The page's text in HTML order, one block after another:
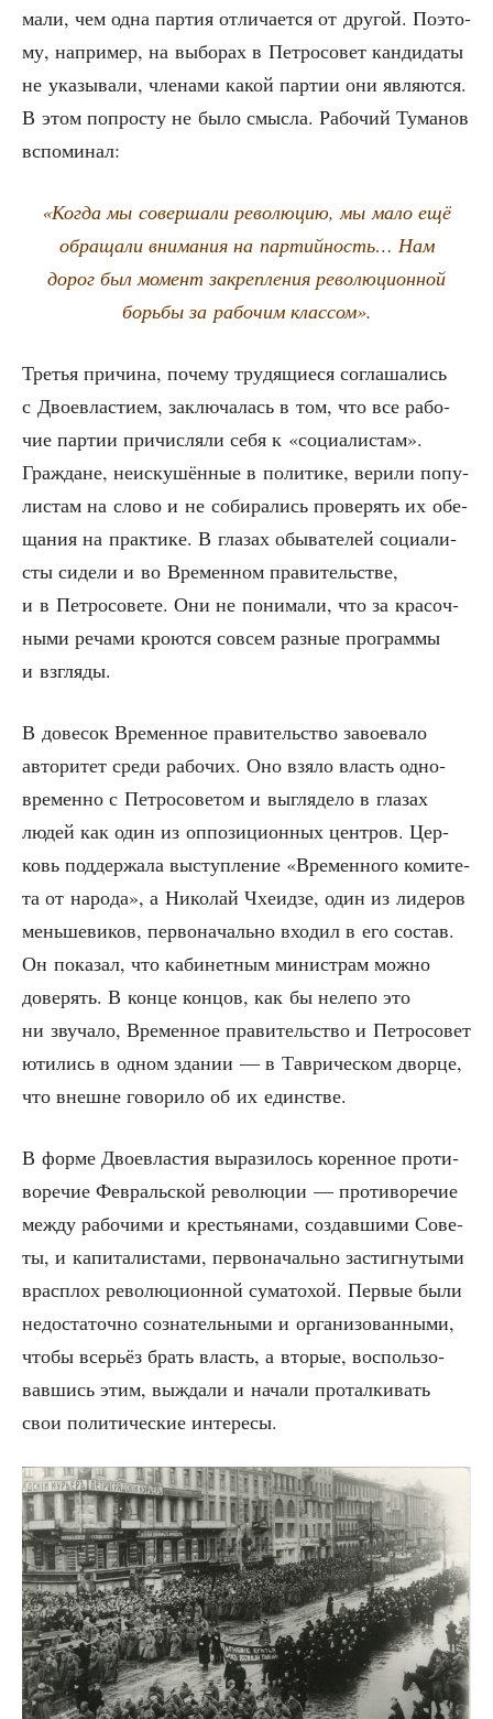
ма­ли, чем одна пар­тия отли­ча­ет­ся от дру­гой. Поэто­
му, напри­мер, на выбо­рах в Пет­ро­со­вет кан­ди­да­ты
не ука­зы­ва­ли, чле­на­ми какой пар­тии они явля­ют­ся.
В этом попро­сту не было смыс­ла. Рабо­чий Тума­нов
вспоминал:
«Когда мы совер­ша­ли рево­лю­цию, мы мало ещё
обра­ща­ли вни­ма­ния на пар­тий­ность… Нам
дорог был момент закреп­ле­ния рево­лю­ци­он­ной
борь­бы за рабо­чим классом».
Тре­тья при­чи­на, поче­му тру­дя­щи­е­ся согла­ша­лись
с Двое­вла­сти­ем, заклю­ча­лась в том, что все рабо­
чие пар­тии при­чис­ля­ли себя к «соци­а­ли­стам».
Граж­дане, неис­ку­шён­ные в поли­ти­ке, вери­ли попу­
ли­стам на сло­во и не соби­ра­лись про­ве­рять их обе­
ща­ния на прак­ти­ке. В гла­зах обы­ва­те­лей соци­а­ли­
сты сиде­ли и во Вре­мен­ном пра­ви­тель­стве,
и в Пет­ро­со­ве­те. Они не пони­ма­ли, что за кра­соч­
ны­ми реча­ми кро­ют­ся совсем раз­ные про­грам­мы
и взгляды.
В дове­сок Вре­мен­ное пра­ви­тель­ство заво­е­ва­ло
авто­ри­тет сре­ди рабо­чих. Оно взя­ло власть одно­
вре­мен­но с Пет­ро­со­ве­том и выгля­де­ло в гла­зах
людей как один из оппо­зи­ци­он­ных цен­тров. Цер­
ковь под­дер­жа­ла выступ­ле­ние «Вре­мен­но­го коми­те­
та от наро­да», а Нико­лай Чхе­ид­зе, один из лиде­ров
мень­ше­ви­ков, пер­во­на­чаль­но вхо­дил в его состав.
Он пока­зал, что каби­нет­ным мини­страм мож­но
дове­рять. В кон­це кон­цов, как бы неле­по это
ни зву­ча­ло, Вре­мен­ное пра­ви­тель­ство и Пет­ро­со­вет
юти­лись в одном зда­нии — в Таври­че­ском двор­це,
что внешне гово­ри­ло об их единстве.
В фор­ме Двое­вла­стия выра­зи­лось корен­ное про­ти­
во­ре­чие Фев­раль­ской рево­лю­ции — про­ти­во­ре­чие
меж­ду рабо­чи­ми и кре­стья­на­ми, создав­ши­ми Сове­
ты, и капи­та­ли­ста­ми, пер­во­на­чаль­но застиг­ну­ты­ми
врас­плох рево­лю­ци­он­ной сума­то­хой. Пер­вые были
недо­ста­точ­но созна­тель­ны­ми и орга­ни­зо­ван­ны­ми,
что­бы все­рьёз брать власть, а вто­рые, вос­поль­зо­
вав­шись этим, выжда­ли и нача­ли про­тал­ки­вать
свои поли­ти­че­ские интересы.